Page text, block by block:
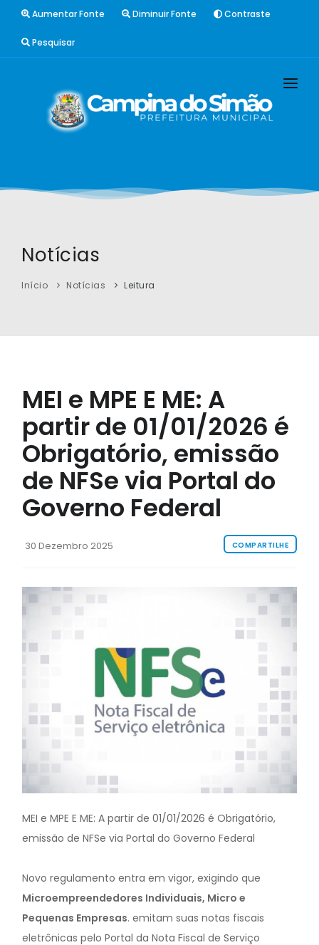
Aumentar Fonte Diminuir Fonte Contraste
Pesquisar
INÍCIO
IMPRENSA
Notícias
Início Notícias Leitura
MEI e MPE E ME: A
partir de 01/01/2026 é
Obrigatório, emissão
de NFSe via Portal do
Governo Federal
30 Dezembro 2025 COMPARTILHE
MEI e MPE E ME: A partir de 01/01/2026 é Obrigatório,
emissão de NFSe via Portal do Governo Federal
Novo regulamento entra em vigor, exigindo que
Microempreendedores Individuais, Micro e
Pequenas Empresas. emitam suas notas fiscais
eletrônicas pelo Portal da Nota Fiscal de Serviço